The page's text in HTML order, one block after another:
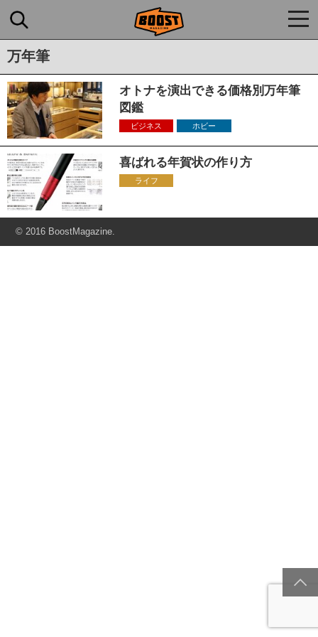
万年筆
オトナを演出できる価格別万年筆
図鑑
ビジネス ホビー
喜ばれる年賀状の作り方
ライフ
© 2016 BoostMagazine.